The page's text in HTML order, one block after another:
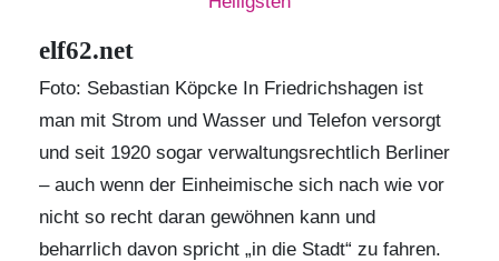
elf62.net
Foto: Sebastian Köpcke In Friedrichshagen ist
man mit Strom und Wasser und Telefon versorgt
und seit 1920 sogar verwaltungsrechtlich Berliner
– auch wenn der Einheimische sich nach wie vor
nicht so recht daran gewöhnen kann und
beharrlich davon spricht „in die Stadt“ zu fahren.